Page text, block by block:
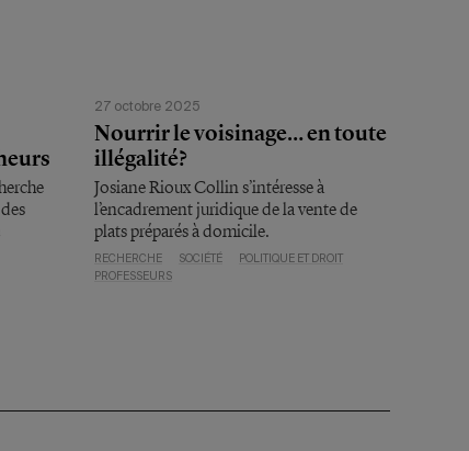
27 octobre 2025
Nourrir le voisinage… en toute
illégalité?
Josiane Rioux Collin s’intéresse à
l’encadrement juridique de la vente de
plats préparés à domicile.
RECHERCHE SOCIÉTÉ
POLITIQUE ET DROIT
PROFESSEURS